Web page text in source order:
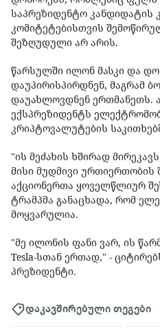
საპრეზიდენტო კანდიდატის
კომიტეტებისთვის
შეზღუდული არ არის.
წარსულში ილონ მასკი და
დაუპირისპირდნენ, მაგრამ
დაუახლოვდნენ ერთმანეთს.
ექსპრეზიდენტს
კრიპტოვალუტების
"ის მეძახის ხშირად
მისი მუდმივი ურთიერთობის
აქციონერთა ყოველწლიურ
ტრამპმა განაცხადა, რომ
მოყვარულია.
"მე ილონის ფანი ვარ, ის
Tesla-სთან ერთად," -
პრეზიდენტი.
დაკავშირებული თეგები